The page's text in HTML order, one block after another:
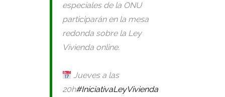
especiales de la ONU
participarán en la mesa
redonda sobre la Ley
Vivienda online.
Jueves a las
20h#IniciativaLeyVivienda